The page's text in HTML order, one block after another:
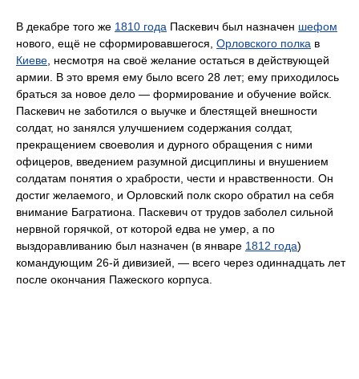
В декабре того же 1810 года Паскевич был назначен шефом
нового, ещё не сформировавшегося, Орловского полка в
Киеве , несмотря на своё желание остаться в действующей
армии. В это время ему было всего 28 лет; ему приходилось
браться за новое дело — формирование и обучение войск.
Паскевич не заботился о выучке и блестящей внешности
солдат, но занялся улучшением содержания солдат,
прекращением своеволия и дурного обращения с ними
офицеров, введением разумной дисциплины и внушением
солдатам понятия о храбрости, чести и нравственности. Он
достиг желаемого, и Орловский полк скоро обратил на себя
внимание Багратиона. Паскевич от трудов заболел сильной
нервной горячкой, от которой едва не умер, а по
выздоравливанию был назначен (в январе 1812 года)
командующим 26-й дивизией, — всего через одиннадцать лет
после окончания Пажеского корпуса.